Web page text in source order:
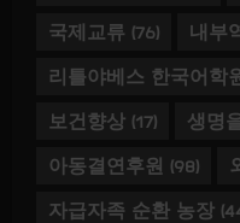
국제교류 (76) 내부
리틀야베스 한국어학
보건향상 (17) 생명
아동결연후원 (98)
자급자족 순환 농장